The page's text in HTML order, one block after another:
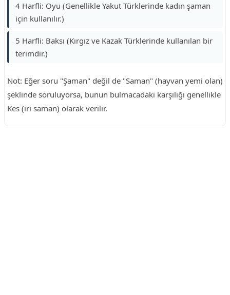
4 Harfli: Oyu (Genellikle Yakut Türklerinde kadın şaman
için kullanılır.)
5 Harfli: Baksı (Kırgız ve Kazak Türklerinde kullanılan bir
terimdir.)
Not: Eğer soru "Şaman" değil de "Saman" (hayvan yemi olan)
şeklinde soruluyorsa, bunun bulmacadaki karşılığı genellikle
Kes (iri saman) olarak verilir.